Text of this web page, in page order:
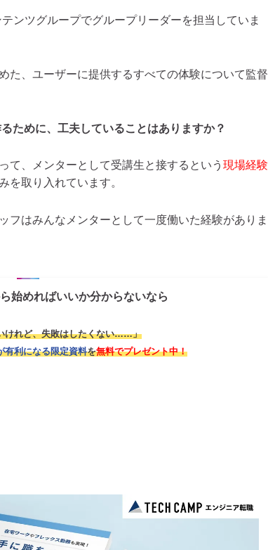
ンツグループでグループリーダーを担当していま
た、ユーザーに提供するすべての体験について監督
ために、工夫していることはありますか？
て、メンターとして受講生と接するという 現場経験
を取り入れています。
フはみんなメンターとして一度働いた経験がありま
始めればいいか分からないなら
けれど、失敗はしたくない……」
有利になる限定資料を無料でプレゼント中！